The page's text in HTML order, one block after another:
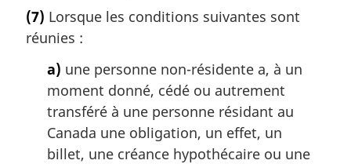
t
e
(7) Lorsque les conditions suivantes sont
réunies :
a) une personne non-résidente a, à un
moment donné, cédé ou autrement
transféré à une personne résidant au
Canada une obligation, un effet, un
billet, une créance hypothécaire ou une